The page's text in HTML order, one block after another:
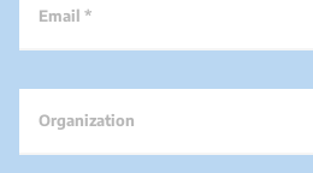
Email *
Organization